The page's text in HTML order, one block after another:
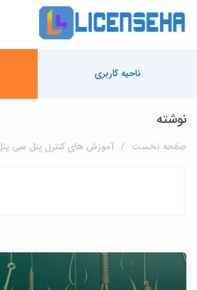
ناحیه کاربری
نوشته
صفحه نخست آموزش های کنترل پنل سی